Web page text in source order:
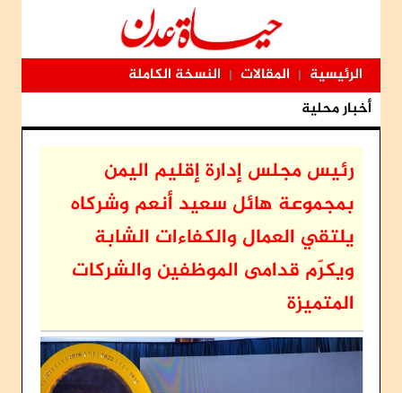
الرئيسية | المقالات | النسخة الكاملة
أخبار محلية
رئيس مجلس إدارة إقليم اليمن
بمجموعة هائل سعيد أنعم وشركاه
يلتقي العمال والكفاءات الشابة
ويكرّم قدامى الموظفين والشركات
المتميزة